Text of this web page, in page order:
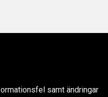
samt ändringar